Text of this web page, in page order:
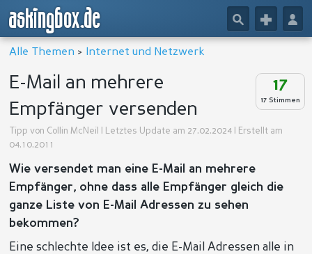
askingbox.de 👤
+
🔎
Alle Themen > Internet und Netzwerk
17
17 Stimmen
E-Mail an mehrere
Empfänger versenden
Tipp von Collin McNeil
| Letztes Update am 27.02.2024 | Erstellt am
04.10.2011
Wie versendet man eine E-Mail an mehrere
Empfänger, ohne dass alle Empfänger gleich die
ganze Liste von E-Mail Adressen zu sehen
bekommen?
Eine schlechte Idee ist es, die E-Mail Adressen alle in